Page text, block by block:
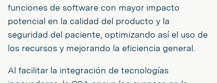
funciones de software con mayor impacto
potencial en la calidad del producto y la
seguridad del paciente, optimizando así el uso de
los recursos y mejorando la eficiencia general.
Al facilitar la integración de tecnologías